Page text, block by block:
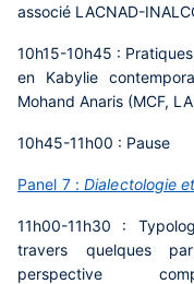
associé LACNAD-
10h15-10h45 :
en Kabylie
Mohand Anaris (MCF,
10h45-11h00 : Pause
Panel 7 : Dialectologie
11h00-11h30 :
travers quelques
perspective